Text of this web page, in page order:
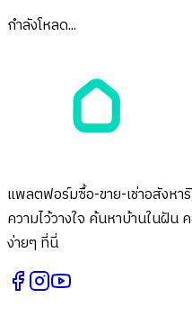
กำลังโหลด...
แพลตฟอร์มซื้อ-ขาย-เช่าอสังห
ความไว้วางใจ ค้นหาบ้านในฝัน
ง่ายๆ ที่นี่